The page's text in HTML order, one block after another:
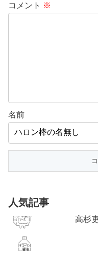
コメント ※
名前
人気記事
高杉